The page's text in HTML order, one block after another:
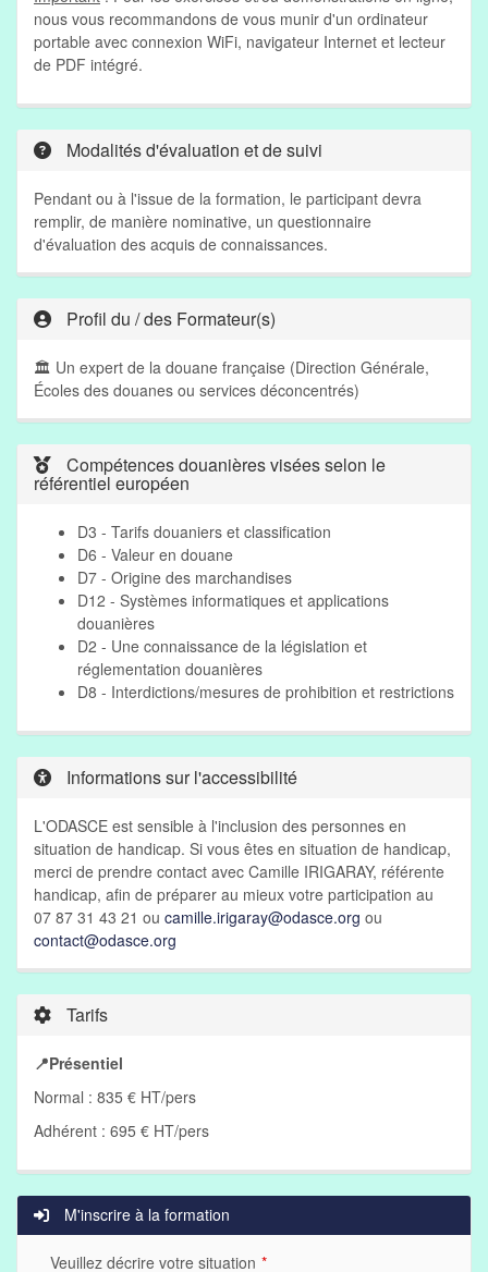
nous vous recommandons de vous munir d'un ordinateur
portable avec connexion WiFi, navigateur Internet et lecteur
de PDF intégré.
Modalités d'évaluation et de suivi
Pendant ou à l'issue de la formation, le participant devra
remplir, de manière nominative, un questionnaire
d'évaluation des acquis de connaissances.
Profil du / des Formateur(s)
🏛 Un expert de la douane française (Direction Générale,
Écoles des douanes ou services déconcentrés)
Compétences douanières visées selon le
référentiel européen
D3 - Tarifs douaniers et classification
D6 - Valeur en douane
D7 - Origine des marchandises
D12 - Systèmes informatiques et applications
douanières
D2 - Une connaissance de la législation et
réglementation douanières
D8 - Interdictions/mesures de prohibition et restrictions
Informations sur l'accessibilité
L'ODASCE est sensible à l'inclusion des personnes en
situation de handicap. Si vous êtes en situation de handicap,
merci de prendre contact avec Camille IRIGARAY, référente
handicap, afin de préparer au mieux votre participation au
07 87 31 43 21 ou camille.irigaray@odasce.org ou
contact@odasce.org
Tarifs
📍Présentiel
Normal : 835 € HT/pers
Adhérent : 695 € HT/pers
M'inscrire à la formation
Veuillez décrire votre situation